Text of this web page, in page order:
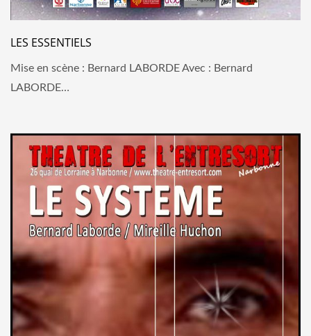
LES ESSENTIELS
Mise en scène : Bernard LABORDE Avec : Bernard
LABORDE…